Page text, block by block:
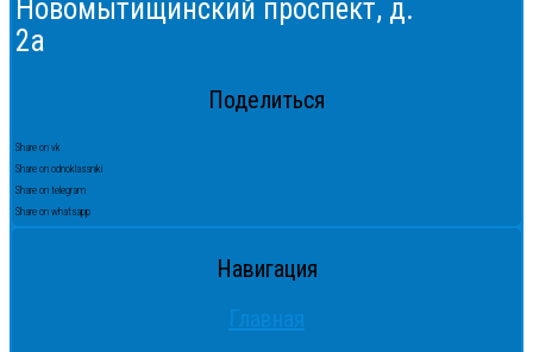
Новомытищинский проспект, д.
2а
Поделиться
Share on vk
Share on odnoklassniki
Share on telegram
Share on whatsapp
Навигация
Главная